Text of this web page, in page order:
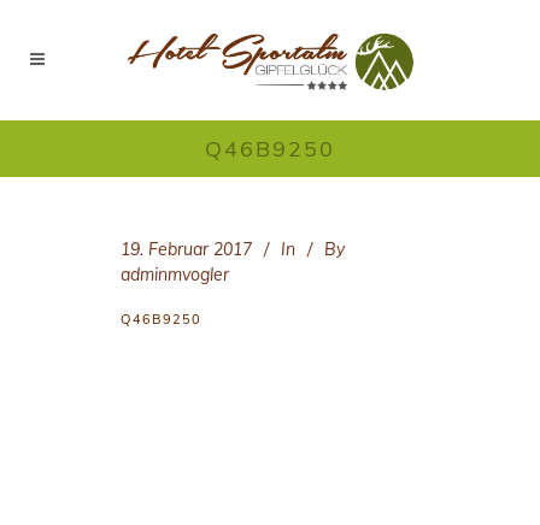
Q46B9250
19. Februar 2017 In
By
adminmvogler
Q46B9250